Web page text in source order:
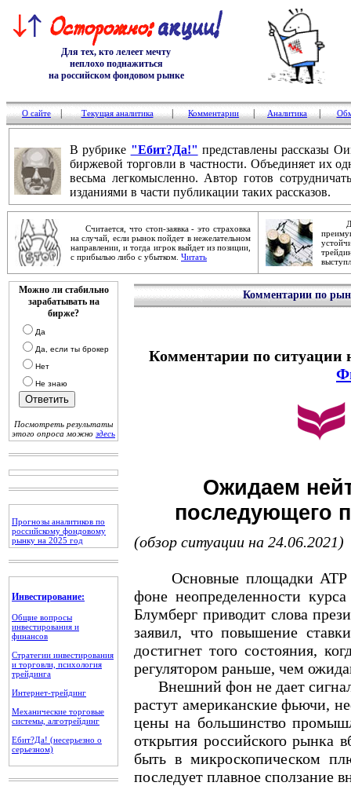
Для тех, кто лелеет мечту
неплохо поднажиться
на российском фондовом рынке
О сайте Текущая аналитика Комментарии Аналитика
В рубрике "Ебит?Да!" представлены рассказы
биржевой торговли в частности. Объединяет их
весьма легкомысленно. Автор готов
изданиями в части публикации таких рассказов.
Считается, что стоп-заявка - это страховка
на случай, если рынок пойдет в нежелательном
направлении, и тогда игрок выйдет из позиции,
с прибылью либо с убытком. Читать
Можно ли стабильно
зарабатывать на
бирже?
Да
Да, если ты брокер
Нет
Не знаю
Посмотреть результаты
этого опроса можно здесь
Прогнозы аналитиков по
российскому фондовому
рынку на 2025 год
Инвестирование:
Общие вопросы
инвестирования и
финансов
Стратегии инвестирования
и торговли, психология
трейдинга
Интернет-трейдинг
Механические торговые
системы, алготрейдинг
Ебит?Да! (несерьезно о
серьезном)
Комментарии по
Комментарии по ситуации
Ожидаем
последующего
(обзор ситуации на 24.06.2021)
Основные площадки АТР в
фоне неопределенности
Блумберг приводит слова
заявил, что повышение
достигнет того состояния,
регулятором раньше, чем
Внешний фон не дает
растут американские фьючи,
цены на большинство
открытия российского рынка
быть в микроскопическом
последует плавное сползание